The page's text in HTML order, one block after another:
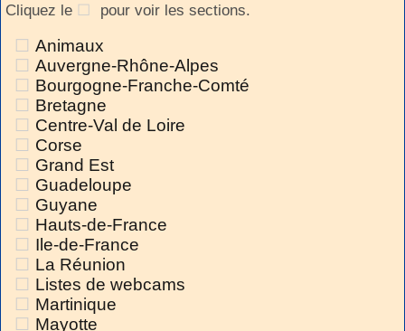
Cliquez le
pour voir les sections.
Animaux
Auvergne-Rhône-Alpes
Bourgogne-Franche-Comté
Bretagne
Centre-Val de Loire
Corse
Grand Est
Guadeloupe
Guyane
Hauts-de-France
Ile-de-France
La Réunion
Listes de webcams
Martinique
Mayotte